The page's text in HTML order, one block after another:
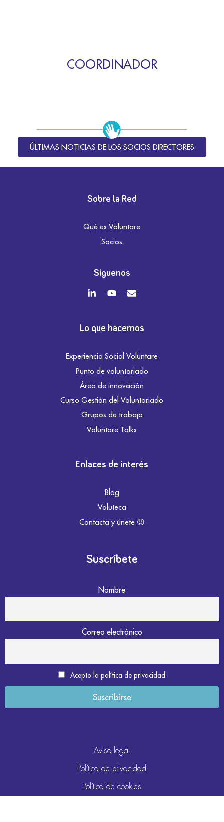
COORDINADOR
ÚLTIMAS NOTICIAS DE LOS SOCIOS DIRECTORES
Sobre la Red
Qué es Voluntare
Socios
Síguenos
Lo que hacemos
Experiencia Social Voluntare
Punto de voluntariado
Área de innovación
Curso Gestión del Voluntariado
Grupos de trabajo
Voluntare Talks
Enlaces de interés
Blog
Voluteca
Contacta y únete 😉
Suscríbete
Nombre
Correo electrónico
Acepto la política de privacidad
Aviso legal
Política de privacidad
Política de cookies